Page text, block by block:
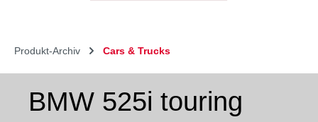
Produkt-Archiv Cars & Trucks
BMW 525i touring